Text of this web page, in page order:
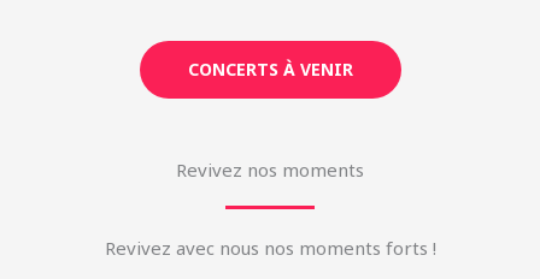
CONCERTS À VENIR
Revivez nos moments
Revivez avec nous nos moments forts !